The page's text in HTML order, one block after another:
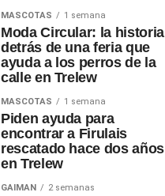
MASCOTAS 1 semana
Moda Circular: la historia
detrás de una feria que
ayuda a los perros de la
calle en Trelew
MASCOTAS 1 semana
Piden ayuda para
encontrar a Firulais
rescatado hace dos años
en Trelew
GAIMAN 2 semanas